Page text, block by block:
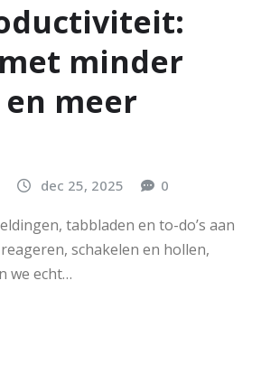
minder
meer
dec 25, 2025 0
tabbladen en to-do’s aan
schakelen en hollen,
we echt…